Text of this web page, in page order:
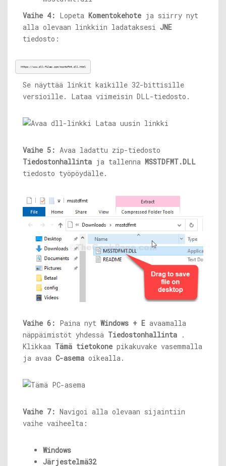
Vaihe 4: Lopeta Komentokehote ja siirry nyt
alla olevaan linkkiin ladataksesi JNE
tiedosto:
https://www.dll-files.com/msstdfmt.dll.html
Se näyttää linkit kaikille 32-bittisille
versioille. Lataa viimeisin DLL-tiedosto.
Vaihe 5: Avaa ladattu zip-tiedosto
Tiedostonhallinta ja tallenna MSSTDFMT.DLL
tiedosto työpöydälle.
Vaihe 6: Paina nyt Windows + E avaamalla
näppäimistöt yhdessä Tiedostonhallinta .
Klikkaa Tämä tietokone pikakuvake vasemmalla
ja avaa C-asema oikealla.
Vaihe 7: Navigoi alla olevaan sijaintiin
vaihe vaiheelta:
Windows
Järjestelmä32